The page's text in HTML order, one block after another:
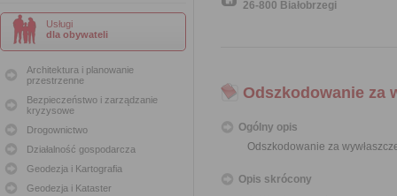
Usługi
dla obywateli
Architektura i planowanie
przestrzenne
Bezpieczeństwo i zarządzanie
kryzysowe
Drogownictwo
Działalność gospodarcza
Geodezja i Kartografia
Geodezja i Kataster
26-800 Białobrzegi
Odszkodowanie za
Ogólny opis
Odszkodowanie za
Opis skrócony